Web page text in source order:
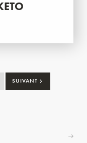
SUIVANT ›